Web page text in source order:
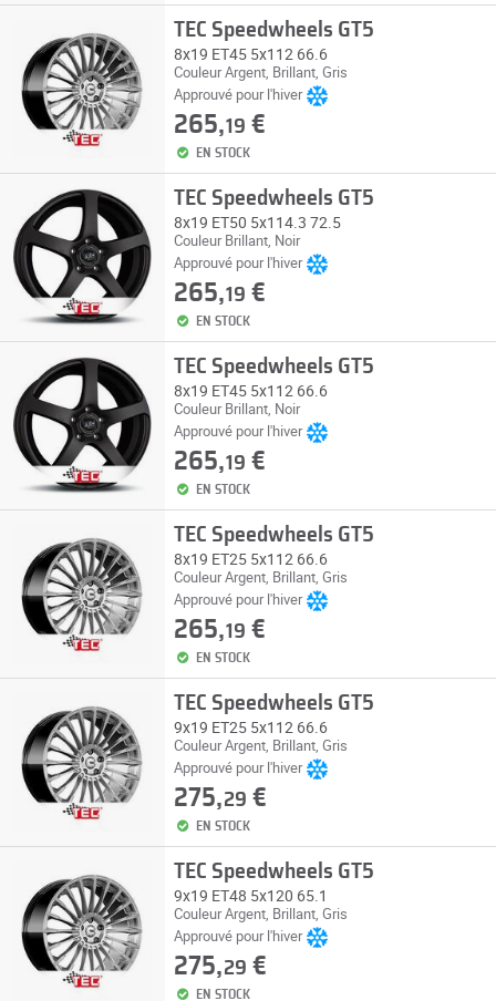
TEC Speedwheels GT5
8x19 ET45 5x112 66.6
Couleur Argent, Brillant, Gris
Approuvé pour l'hiver
265,19 €
EN STOCK
TEC Speedwheels GT5
8x19 ET50 5x114.3 72.5
Couleur Brillant, Noir
Approuvé pour l'hiver
265,19 €
EN STOCK
TEC Speedwheels GT5
8x19 ET45 5x112 66.6
Couleur Brillant, Noir
Approuvé pour l'hiver
265,19 €
EN STOCK
TEC Speedwheels GT5
8x19 ET25 5x112 66.6
Couleur Argent, Brillant, Gris
Approuvé pour l'hiver
265,19 €
EN STOCK
TEC Speedwheels GT5
9x19 ET25 5x112 66.6
Couleur Argent, Brillant, Gris
Approuvé pour l'hiver
275,29 €
EN STOCK
TEC Speedwheels GT5
9x19 ET48 5x120 65.1
Couleur Argent, Brillant, Gris
Approuvé pour l'hiver
275,29 €
EN STOCK